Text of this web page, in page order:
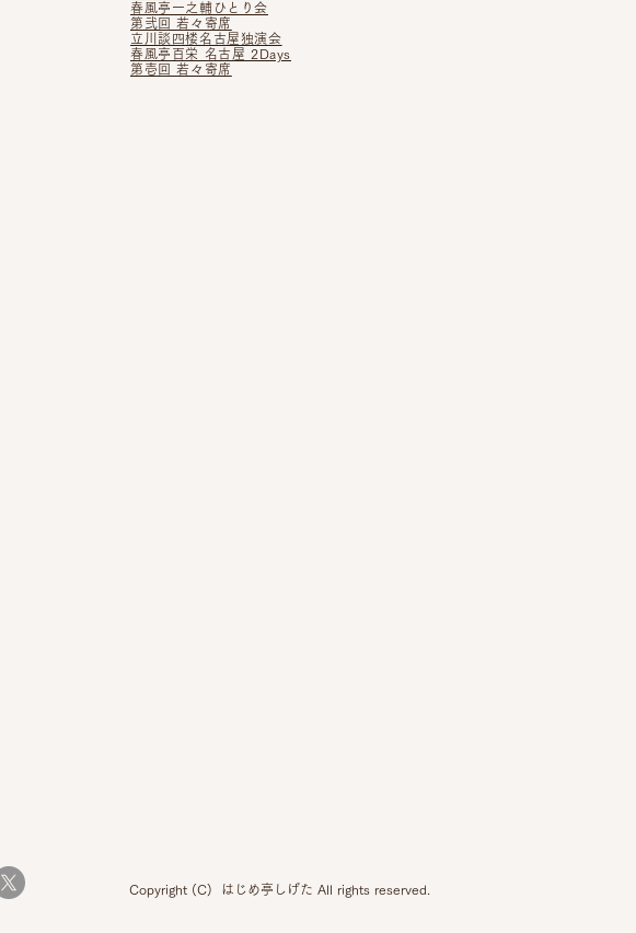
春風亭一之輔ひとり会
第弐回 若々寄席
立川談四楼名古屋独演会
春風亭百栄 名古屋 2Days
第壱回 若々寄席
Copyright (C) はじめ亭しげた All rights reserved.